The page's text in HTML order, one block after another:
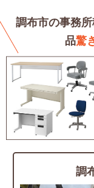
調布市の事務
品驚
調